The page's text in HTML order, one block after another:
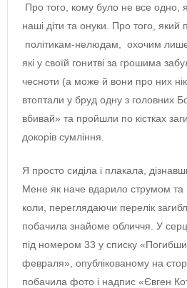
Про того, кому було не все одно,
наші діти та онуки. Про того, який
політикам-нелюдам, охочим
які у своїй гонитві за грошима
чесноти (а може й вони про них
втоптали у бруд одну з головних
вбивай» та пройшли по кістках
докорів сумління.
Я просто сиділа і плакала,
Мене як наче вдарило струмом та
коли, переглядаючи перелік
побачила знайоме обличчя. У
під номером 33 у списку
февраля», опублікованому на
побачила фото і надпис «Євген